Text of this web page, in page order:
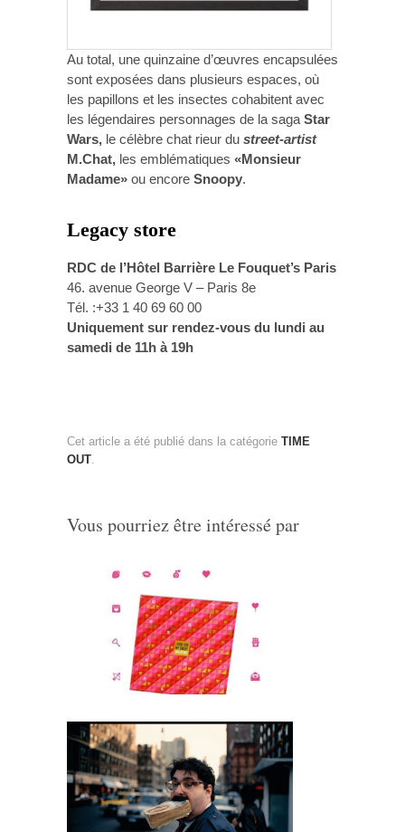
Au total, une quinzaine d’œuvres encapsulées
sont exposées dans plusieurs espaces, où
les papillons et les insectes cohabitent avec
les légendaires personnages de la saga Star
Wars, le célèbre chat rieur du street-artist
M.Chat, les emblématiques «Monsieur
Madame» ou encore Snoopy.
Legacy store
RDC de l’Hôtel Barrière Le Fouquet’s Paris
46. avenue George V – Paris 8e
Tél. :+33 1 40 69 60 00
Uniquement sur rendez-vous du lundi au
samedi de 11h à 19h
Cet article a été publié dans la catégorie TIME
OUT
Vous pourriez être intéressé par